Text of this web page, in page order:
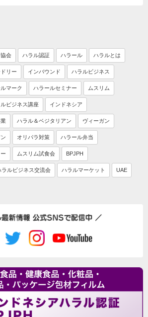
会 ハラル認証 ハラール ハラルとは
リー インバウンド ハラルビジネス
マーク ハラールセミナー ムスリム
ビジネス講座 インドネシア
ハラル＆ベジタリアン ヴィーガン
オリパラ対策 ハラール弁当
ムスリム試食会 BPJPH
ラルビジネス交流会 ハラルマーケット UAE